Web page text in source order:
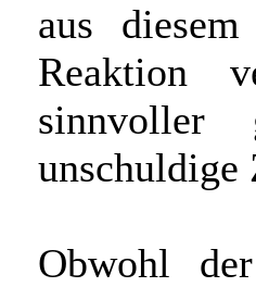
aus
Reaktion
sinnvoller
unschuldige
Obwohl